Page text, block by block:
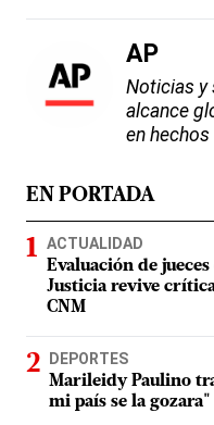
AP
Noticias y
alcance
en hechos
EN PORTADA
ACTUALIDAD
Evaluación de
Justicia revive
CNM
DEPORTES
Marileidy Paulino
mi país se la gozara"